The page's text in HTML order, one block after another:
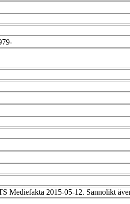
Mediefakta 2015-05-12. Sannolikt